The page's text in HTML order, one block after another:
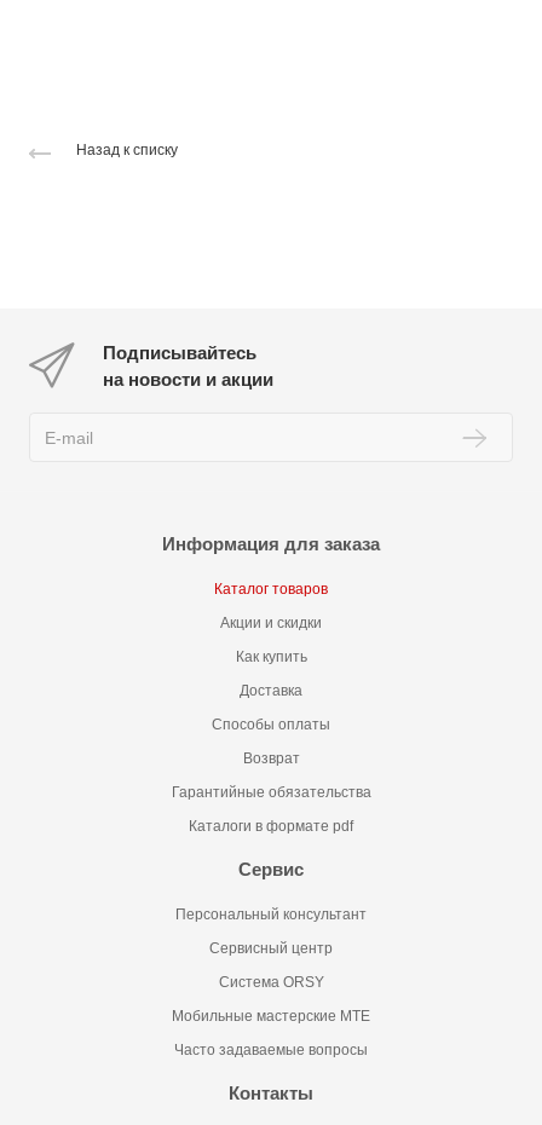
Назад к списку
Подписывайтесь
на новости и акции
Информация для заказа
Каталог товаров
Акции и скидки
Как купить
Доставка
Способы оплаты
Возврат
Гарантийные обязательства
Каталоги в формате pdf
Сервис
Персональный консультант
Сервисный центр
Система ORSY
Мобильные мастерские MTE
Часто задаваемые вопросы
Контакты